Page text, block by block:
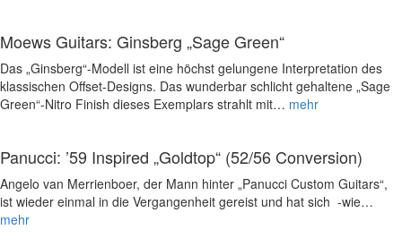
Moews Guitars: Ginsberg „Sage Green“
Das „Ginsberg“-Modell ist eine höchst gelungene Interpretation des
klassischen Offset-Designs. Das wunderbar schlicht gehaltene „Sage
Green“-Nitro Finish dieses Exemplars strahlt mit… mehr
Panucci: ’59 Inspired „Goldtop“ (52/56 Conversion)
Angelo van Merrienboer, der Mann hinter „Panucci Custom Guitars“,
ist wieder einmal in die Vergangenheit gereist und hat sich -wie…
mehr